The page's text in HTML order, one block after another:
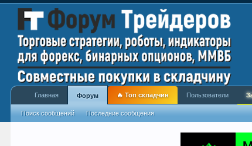
Главная Форум
Поиск сообщений Последние сообщения
🔥 Топ складчин Пользователи